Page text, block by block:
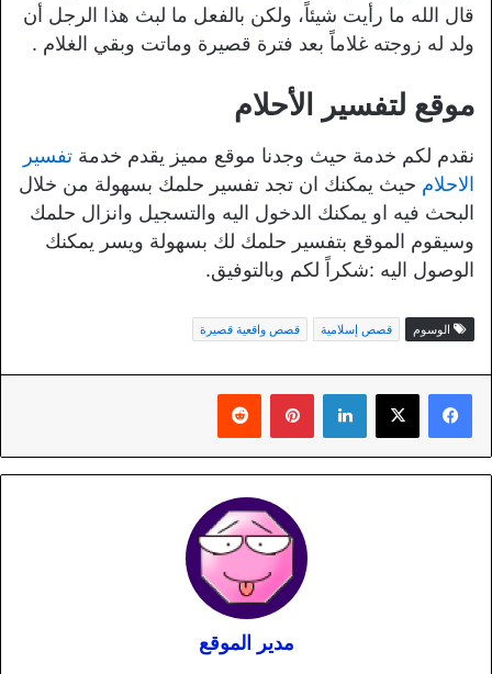
قال الله ما رأيت شيئاً، ولكن بالفعل ما لبث هذا الرجل أن
ولد له زوجته غلاماً بعد فترة قصيرة وماتت وبقي الغلام .
موقع لتفسير الأحلام
نقدم لكم خدمة حيث وجدنا موقع مميز يقدم خدمة تفسير
الاحلام حيث يمكنك ان تجد تفسير حلمك بسهولة من خلال
البحث فيه او يمكنك الدخول اليه والتسجيل وانزال حلمك
وسيقوم الموقع بتفسير حلمك لك بسهولة ويسر يمكنك
الوصول اليه :شكراً لكم وبالتوفيق.
الوسوم قصص إسلامية قصص واقعية قصيرة
لينكدإن بينتيريست
مدير الموقع